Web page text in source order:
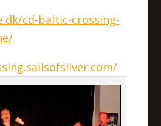
cd-baltic-crossing-